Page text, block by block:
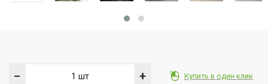
Купить в один клик
− +